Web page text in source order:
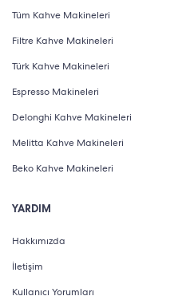
Tüm Kahve Makineleri
Filtre Kahve Makineleri
Türk Kahve Makineleri
Espresso Makineleri
Delonghi Kahve Makineleri
Melitta Kahve Makineleri
Beko Kahve Makineleri
YARDIM
Hakkımızda
İletişim
Kullanıcı Yorumları